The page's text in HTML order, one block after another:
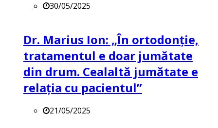
30/05/2025
Dr. Marius Ion: „În ortodonție,
tratamentul e doar jumătate
din drum. Cealaltă jumătate e
relația cu pacientul”
21/05/2025